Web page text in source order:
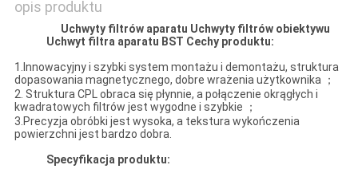
opis produktu
Uchwyty filtrów aparatu Uchwyty filtrów obiektywu
Uchwyt filtra aparatu BST Cechy produktu:
1.Innowacyjny i szybki system montażu i demontażu, struktura
dopasowania magnetycznego, dobre wrażenia użytkownika ；
2. Struktura CPL obraca się płynnie, a połączenie okrągłych i
kwadratowych filtrów jest wygodne i szybkie ；
3.Precyzja obróbki jest wysoka, a tekstura wykończenia
powierzchni jest bardzo dobra.
Specyfikacja produktu: